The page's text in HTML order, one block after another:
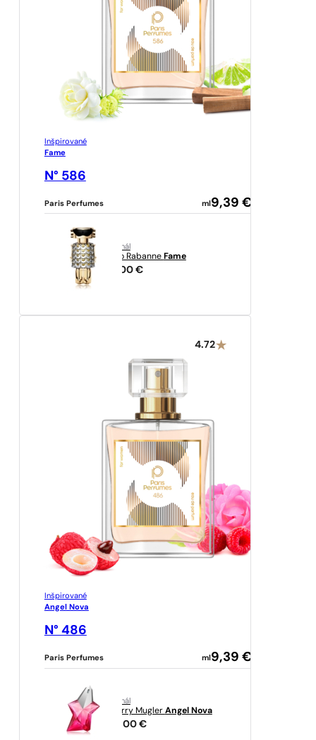
Inšpirované
Fame
N° 586
Paris Perfumes ml9,39 €
originál
Paco Rabanne Fame
117,00 €
4.72
Inšpirované
Angel Nova
N° 486
Paris Perfumes ml9,39 €
originál
Thierry Mugler Angel Nova
129,00 €